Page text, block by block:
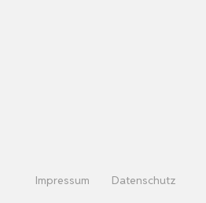
Impressum Datenschutz